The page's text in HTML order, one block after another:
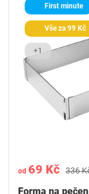
First minute
Vše za 99 Kč
+1
od 69 Kč 336
Forma na